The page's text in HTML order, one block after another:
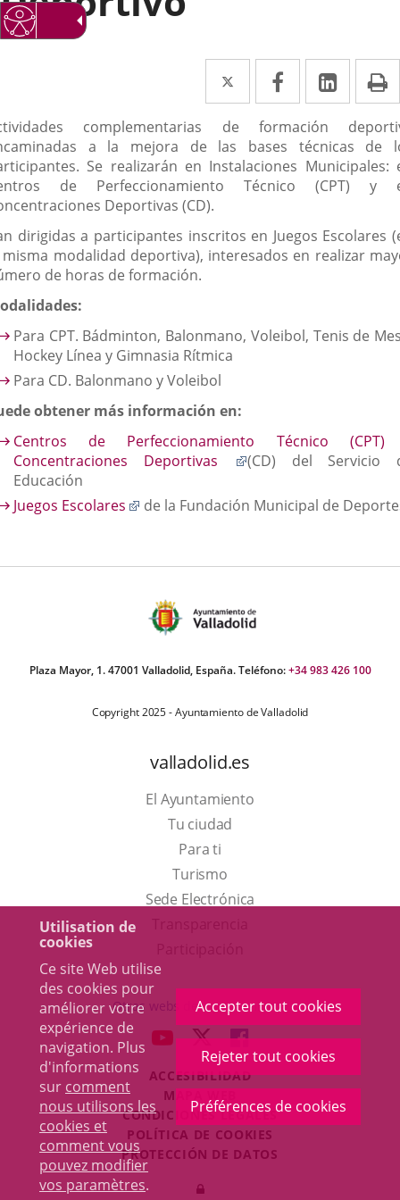
Utilisation de
cookies
Ce site Web utilise
des cookies pour
améliorer votre
expérience de
navigation. Plus
d'informations
sur comment
nous utilisons les
cookies et
comment vous
pouvez modifier
vos paramètres.
Accepter tout cookies
Rejeter tout cookies
Préférences de cookies
Twitter
Enlace
a
una
aplicación
externa.
Facebook
Enlace
a
una
aplicación
externa.
Enlace
a
una
complementarias de formación
a la mejora de las bases técnicas de
Se realizarán en Instalaciones Municipales:
de Perfeccionamiento Técnico (CPT) y
Deportivas (CD).
dirigidas a participantes inscritos en Juegos Escolares
modalidad deportiva), interesados en realizar
de horas de formación.
Para CPT. Bádminton, Balonmano, Voleibol, Tenis de
Hockey Línea y Gimnasia Rítmica
Para CD. Balonmano y Voleibol
obtener más información en:
Centros de Perfeccionamiento Técnico
Concentraciones Deportivas
Enlace
una
aplicación
(CD) del Servicio
Educación
Juegos Escolares
Enlace
aplicación
de la Fundación Municipal de
Plaza Mayor, 1. 47001 Valladolid, España. Teléfono:+34 983 426 100
Copyright 2025 - Ayuntamiento de Valladolid
valladolid.es
El Ayuntamiento
Tu ciudad
Para ti
TurismoEste
enlace
una
ventana
nueva.
Sede Electrónica
externa.
Otras webs del ayuntamiento
ENLACE
UNA
APLICACIÓN
EXTERNA.
ENLACE
A
UNA
APLICACIÓN
EXTERNA.
ENLACE
A
UNA
APLICACIÓN
EXTERNA.
ACCESIBILIDAD
MAPA WEB
CONDICIONES LEGALES
POLÍTICA DE COOKIES
PROTECCIÓN DE DATOS
Iniciar